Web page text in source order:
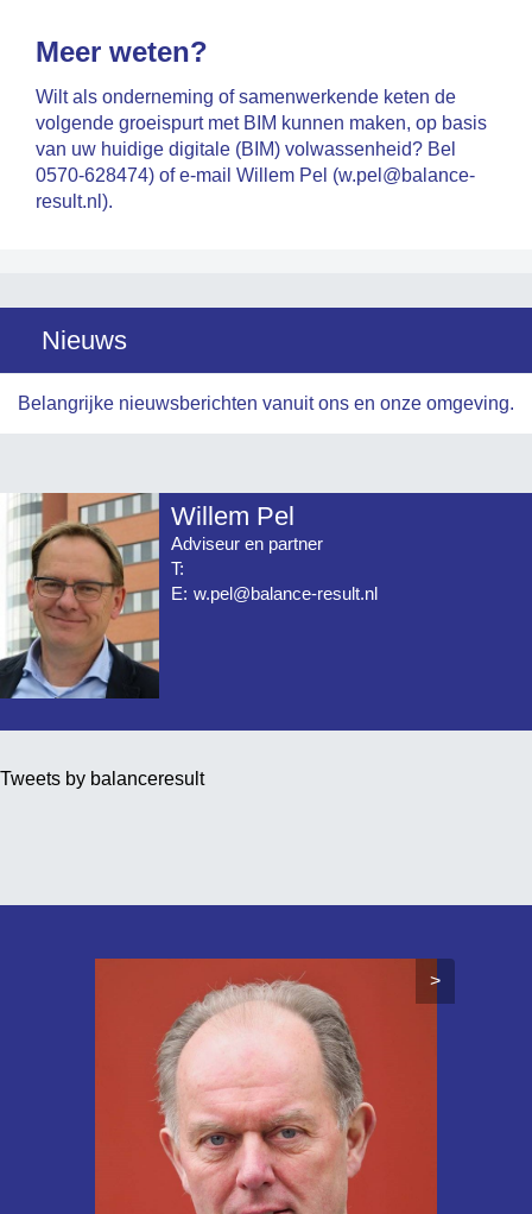
Meer weten?
Wilt als onderneming of samenwerkende keten de
volgende groeispurt met BIM kunnen maken, op basis
van uw huidige digitale (BIM) volwassenheid? Bel
0570-628474) of e-mail Willem Pel (w.pel@balance-
result.nl).
Nieuws
Belangrijke nieuwsberichten vanuit ons en onze omgeving.
Willem Pel
Adviseur en partner
T:
E: w.pel@balance-result.nl
Tweets by balanceresult
>